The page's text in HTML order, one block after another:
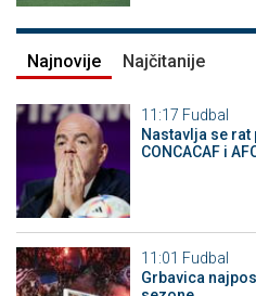
Najnovije Najčitanije
11:17 Fudbal
Nastavlja se rat
CONCACAF i
11:01 Fudbal
Grbavica